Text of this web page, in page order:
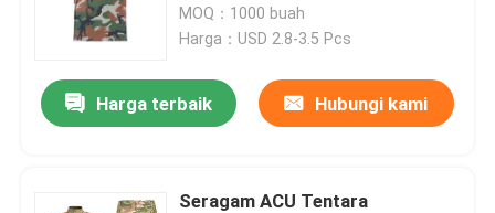
MOQ：1000 buah
Harga：USD 2.8-3.5 Pcs
Harga terbaik Hubungi kami
Seragam ACU Tentara